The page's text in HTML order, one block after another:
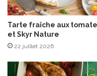
t
d
e
l
’
a
n
e
t
s
Tarte fraîche aux
et Skyr Nature
22 juillet 2026